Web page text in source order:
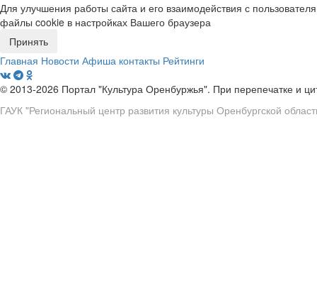
Для улучшения работы сайта и его взаимодействия с
файлы cookie в настройках Вашего браузера
Принять
Главная Новости Афиша контакты Рейтинги
© 2013-2026 Портал "Культура Оренбуржья". При перепечатке и
ГАУК "Региональный центр развития культуры Оренбургской